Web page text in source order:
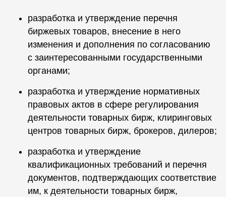
разработка и утверждение перечня
биржевых товаров, внесение в него
изменения и дополнения по согласованию
с заинтересованными государственными
органами;
разработка и утверждение нормативных
правовых актов в сфере регулирования
деятельности товарных бирж, клиринговых
центров товарных бирж, брокеров, дилеров;
разработка и утверждение
квалификационных требований и перечня
документов, подтверждающих соответствие
им, к деятельности товарных бирж,